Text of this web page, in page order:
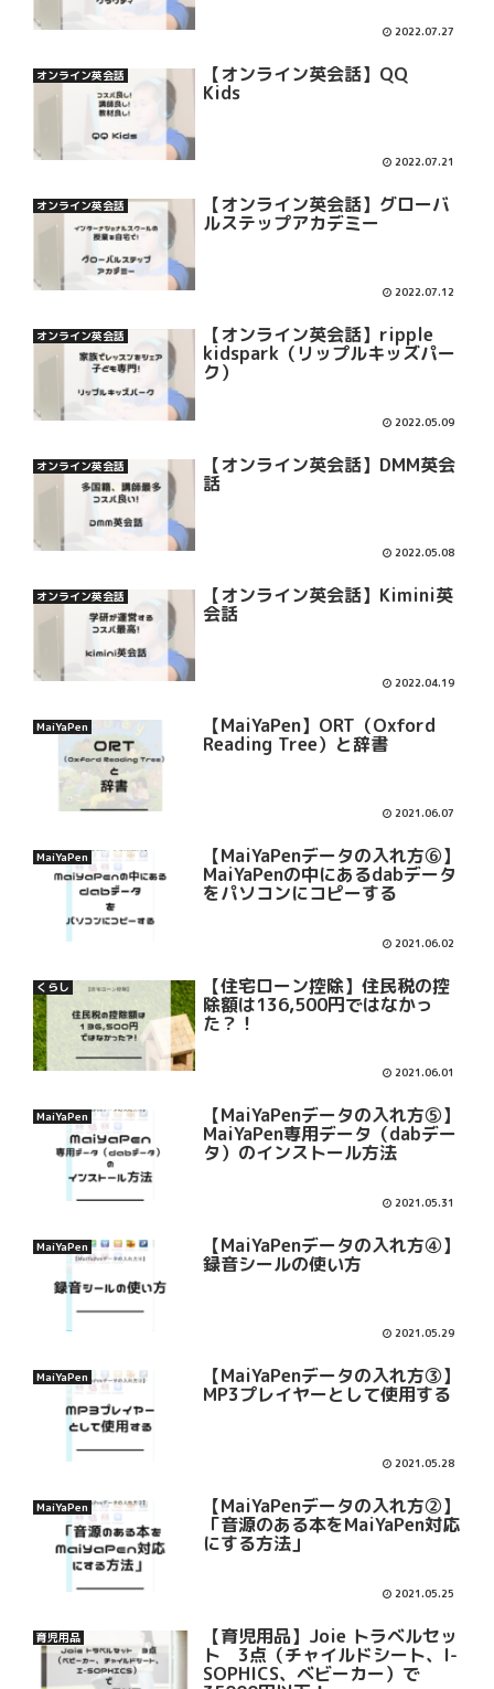
2022.07.27
オンライン英会話 【オンライン英会話】QQ
Kids
2022.07.21
オンライン英会話 【オンライン英会話】グローバ
ルステップアカデミー
2022.07.12
オンライン英会話 【オンライン英会話】ripple
kidspark（リップルキッズパー
ク）
2022.05.09
オンライン英会話 【オンライン英会話】DMM英会
話
2022.05.08
オンライン英会話 【オンライン英会話】Kimini英
会話
2022.04.19
MaiYaPen 【MaiYaPen】ORT（Oxford
Reading Tree）と辞書
2021.06.07
MaiYaPen 【MaiYaPenデータの入れ方⑥】
MaiYaPenの中にあるdabデータ
をパソコンにコピーする
2021.06.02
くらし 【住宅ローン控除】住民税の控
除額は136,500円ではなかっ
た？！
2021.06.01
MaiYaPen 【MaiYaPenデータの入れ方⑤】
MaiYaPen専用データ（dabデー
タ）のインストール方法
2021.05.31
MaiYaPen 【MaiYaPenデータの入れ方④】
録音シールの使い方
2021.05.29
MaiYaPen 【MaiYaPenデータの入れ方③】
MP3プレイヤーとして使用する
2021.05.28
MaiYaPen 【MaiYaPenデータの入れ方②】
「音源のある本をMaiYaPen対応
にする方法」
2021.05.25
育児用品 【育児用品】Joie トラベルセッ
ト 3点（チャイルドシート、I-
SOPHICS、ベビーカー）で